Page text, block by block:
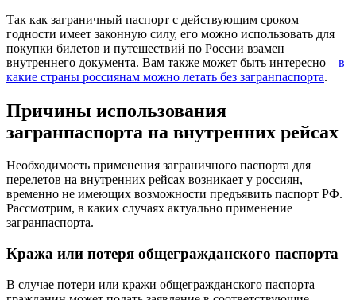
Так как заграничный паспорт с действующим сроком
годности имеет законную силу, его можно использовать для
покупки билетов и путешествий по России взамен
внутреннего документа. Вам также может быть интересно – в
какие страны россиянам можно летать без загранпаспорта.
Причины использования
загранпаспорта на внутренних рейсах
Необходимость применения заграничного паспорта для
перелетов на внутренних рейсах возникает у россиян,
временно не имеющих возможности предъявить паспорт РФ.
Рассмотрим, в каких случаях актуально применение
загранпаспорта.
Кража или потеря общегражданского паспорта
В случае потери или кражи общегражданского паспорта